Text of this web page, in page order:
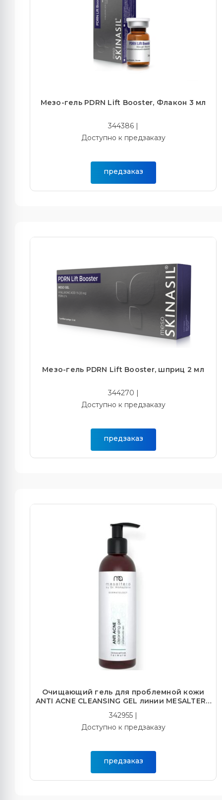
Мезо-гель PDRN Lift Booster, Флакон 3 мл
344386 |
Доступно к предзаказу
предзаказ
Мезо-гель PDRN Lift Booster, шприц 2 мл
344270 |
Доступно к предзаказу
предзаказ
Очищающий гель для проблемной кожи
ANTI ACNE CLEANSING GEL линии MESALTERA
342955 |
Доступно к предзаказу
предзаказ